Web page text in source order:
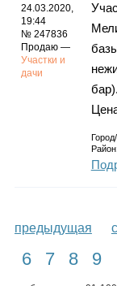
24.03.2020,
19:44
№ 247836
Продаю —
Участки и
дачи
Район:
предыдущая
6 7 8 9